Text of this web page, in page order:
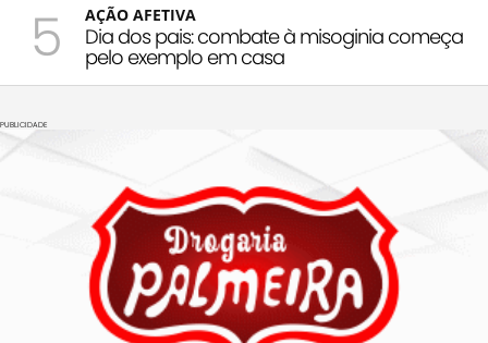
5 AÇÃO AFETIVA
Dia dos pais: combate à misoginia começa
pelo exemplo em casa
PUBLICIDADE